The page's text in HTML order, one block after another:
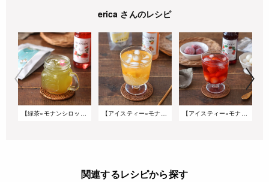
erica さんのレシピ
【緑茶×モナンシロップ】ティーカクテル ～緑茶&ローズシロップ～ 【アイスティー×モナンシロップ】タピオカ入りデザートティー ～エルダーフラワーブレンド&ピーチシロップ～ 【アイスティー×モナンシロップ】白玉入りデザートティー ～ハイビスカスブレンド&ストロベリーシロップ～
関連するレシピから探す